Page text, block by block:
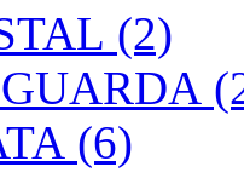
(2)
(6)